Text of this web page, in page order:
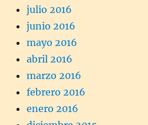
julio 2016
junio 2016
mayo 2016
abril 2016
marzo 2016
febrero 2016
enero 2016